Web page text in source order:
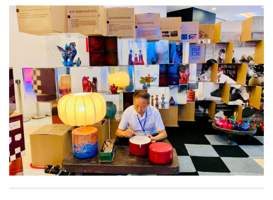
năng phát triển mới cho thủ công đương đại trên nền tảng di
sản. Từ những cuộc “kết duyên” đầy cảm hứng ấy, Hà Nội đang
khơi thông mạch ngầm của hệ sinh thái thủ công, biến vốn cổ
thành động lực bền vững cho tương lai.